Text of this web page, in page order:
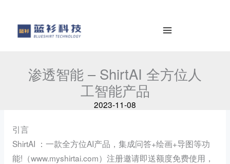
渗透智能 – ShirtAI 全方位人
工智能产品
2023-11-08
引言
ShirtAI ：一款全方位AI产品，集成问答+绘画+导图等功
能!（www.myshirtai.com）注册邀请即送额度免费使用，
h